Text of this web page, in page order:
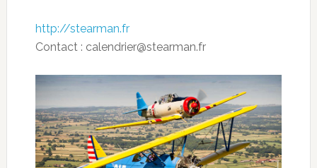
http://stearman.fr
Contact : calendrier@stearman.fr